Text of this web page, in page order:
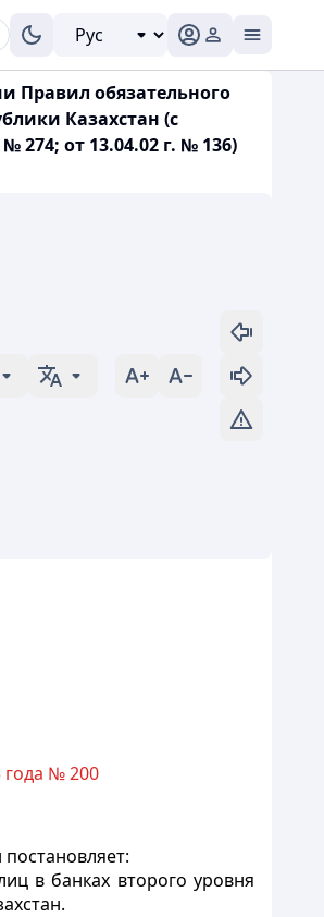
Правил обязательного
Казахстан (с
от 13.04.02 г. № 136)
года № 200
в банках второго уровня